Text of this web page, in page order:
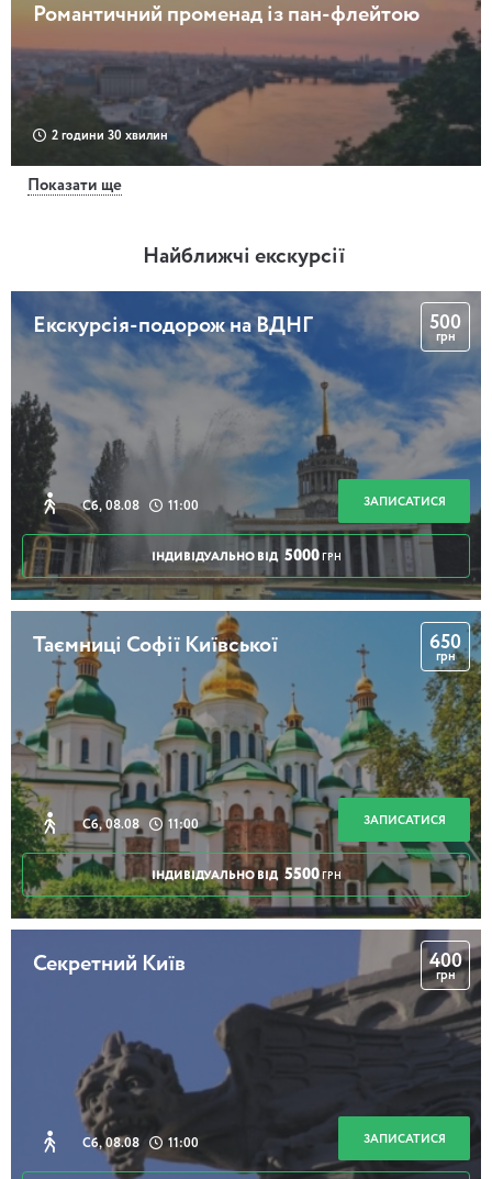
Романтичний променад із пан-флейтою
2 години 30 хвилин
годин
Свята та грішна вулиця Софійська
2 години
Саксофон в особняку Олександра
Терещенка
2 години 30 хвилин
Ірпінські канікули для дорослих
4 години 30 хвилин
Вечір романсів від Олени Смовженко
2 години
Показати ще
Найближчі екскурсії
Екскурсія-подорож на ВДНГ
Сб, 08.08 11:00
500
грн
ЗАПИСАТИСЯ
ІНДИВІДУАЛЬНО ВІД 5000 ГРН
Таємниці Софії Київської
Сб, 08.08 11:00
650
грн
ЗАПИСАТИСЯ
ІНДИВІДУАЛЬНО ВІД 5500 ГРН
Секретний Київ
Сб, 08.08 11:00
400
грн
ЗАПИСАТИСЯ